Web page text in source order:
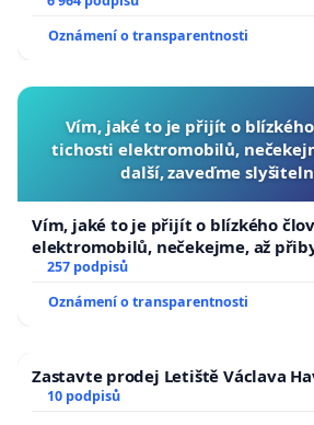
Oznámení o transparentnosti
Vím, jaké to je přijít o
tichosti elektromobilů,
další, zaveďme
Vím, jaké to je přijít o blízkého
elektromobilů, nečekejme, až
zaveďme slyšitelná auta!
257 podpisů
Oznámení o transparentnosti
Zastavte prodej Letiště Václava
10 podpisů